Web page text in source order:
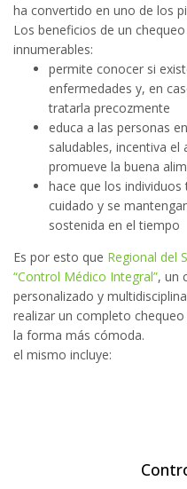
ha convertido en uno de los
Los beneficios de un
innumerables:
permite conocer si
enfermedades y, en
tratarla precozmente
educa a las personas
saludables, incentiva
promueve la buena
hace que los
cuidado y se
sostenida en el tiempo
Es por esto que Regional del
“Control Médico Integral”, un
personalizado y
realizar un completo
la forma más cómoda.
el mismo incluye: